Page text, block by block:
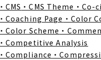
・CMS ・CMS Theme ・Co-
・Coaching Page ・Color
・Color Scheme ・
・Competitive Analysis
・Compliance ・